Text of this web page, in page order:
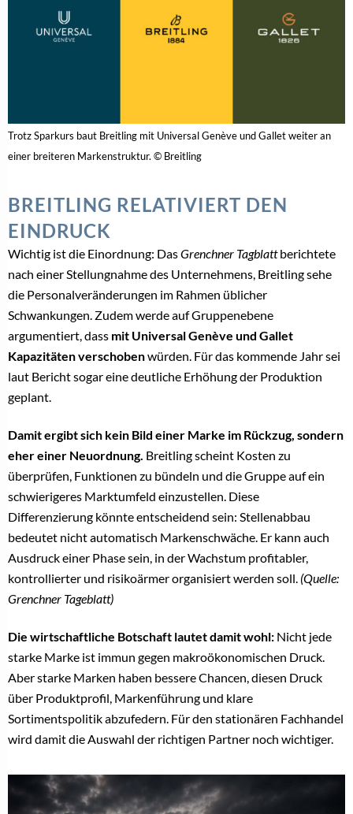
Trotz Sparkurs baut Breitling mit Universal Genève und Gallet weiter an
einer breiteren Markenstruktur. © Breitling
BREITLING RELATIVIERT DEN
EINDRUCK
Wichtig ist die Einordnung: DasGrenchner Tagblattberichtete
nach einer Stellungnahme des Unternehmens, Breitling sehe
die Personalveränderungen im Rahmen üblicher
Schwankungen. Zudem werde auf Gruppenebene
argumentiert, dass mit Universal Genève und Gallet
Kapazitäten verschobenwürden. Für das kommende Jahr sei
laut Bericht sogar eine deutliche Erhöhung der Produktion
geplant.
Damit ergibt sich kein Bild einer Marke im Rückzug, sondern
eher einer Neuordnung. Breitling scheint Kosten zu
überprüfen, Funktionen zu bündeln und die Gruppe auf ein
schwierigeres Marktumfeld einzustellen. Diese
Differenzierung könnte entscheidend sein: Stellenabbau
bedeutet nicht automatisch Markenschwäche. Er kann auch
Ausdruck einer Phase sein, in der Wachstum profitabler,
kontrollierter und risikoärmer organisiert werden soll. (Quelle:
Grenchner Tageblatt)
Die wirtschaftliche Botschaft lautet damit wohl: Nicht jede
starke Marke ist immun gegen makroökonomischen Druck.
Aber starke Marken haben bessere Chancen, diesen Druck
über Produktprofil, Markenführung und klare
Sortimentspolitik abzufedern. Für den stationären Fachhandel
wird damit die Auswahl der richtigen Partner noch wichtiger.